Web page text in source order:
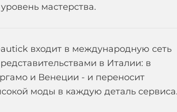
мастерства.
входит в международную сеть
в Италии: в
и Венеции - и переносит
моды в каждую деталь сервиса.